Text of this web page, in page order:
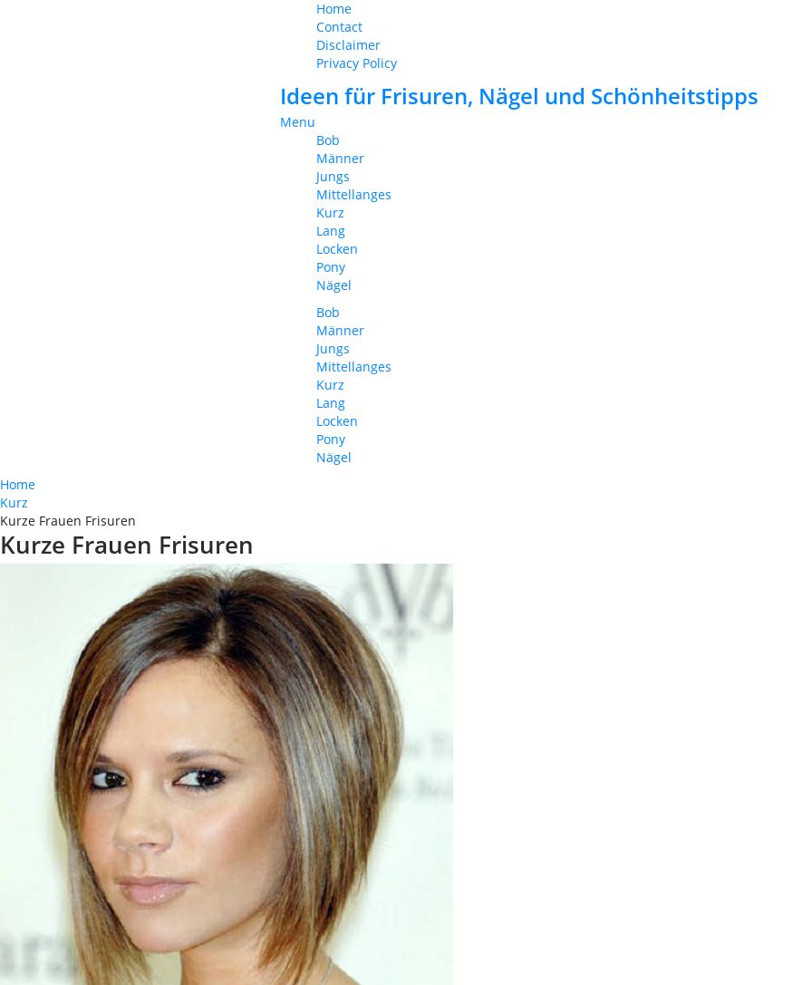
Home
Contact
Disclaimer
Privacy Policy
Ideen für Frisuren, Nägel und Schönheitstipps
Menu
Bob
Männer
Jungs
Mittellanges
Kurz
Lang
Locken
Pony
Nägel
Bob
Männer
Jungs
Mittellanges
Kurz
Lang
Locken
Pony
Nägel
Home
Kurz
Kurze Frauen Frisuren
Kurze Frauen Frisuren